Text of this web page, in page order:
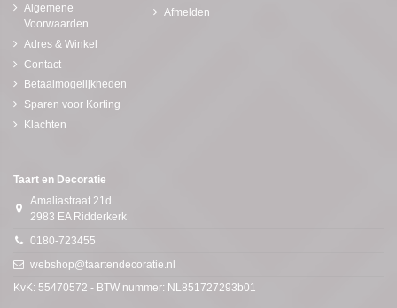
Algemene
Voorwaarden
Adres & Winkel
Contact
Betaalmogelijkheden
Sparen voor Korting
Klachten
Afmelden
Taart en Decoratie
Amaliastraat 21d
2983 EA Ridderkerk
0180-723455
webshop@taartendecoratie.nl
KvK: 55470572 - BTW nummer: NL851727293b01